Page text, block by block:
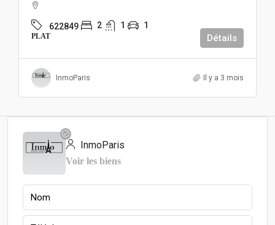
622849 2 1 1
PLAT Détails
InmoParis Il y a 3 mois
InmoParis
Voir les biens